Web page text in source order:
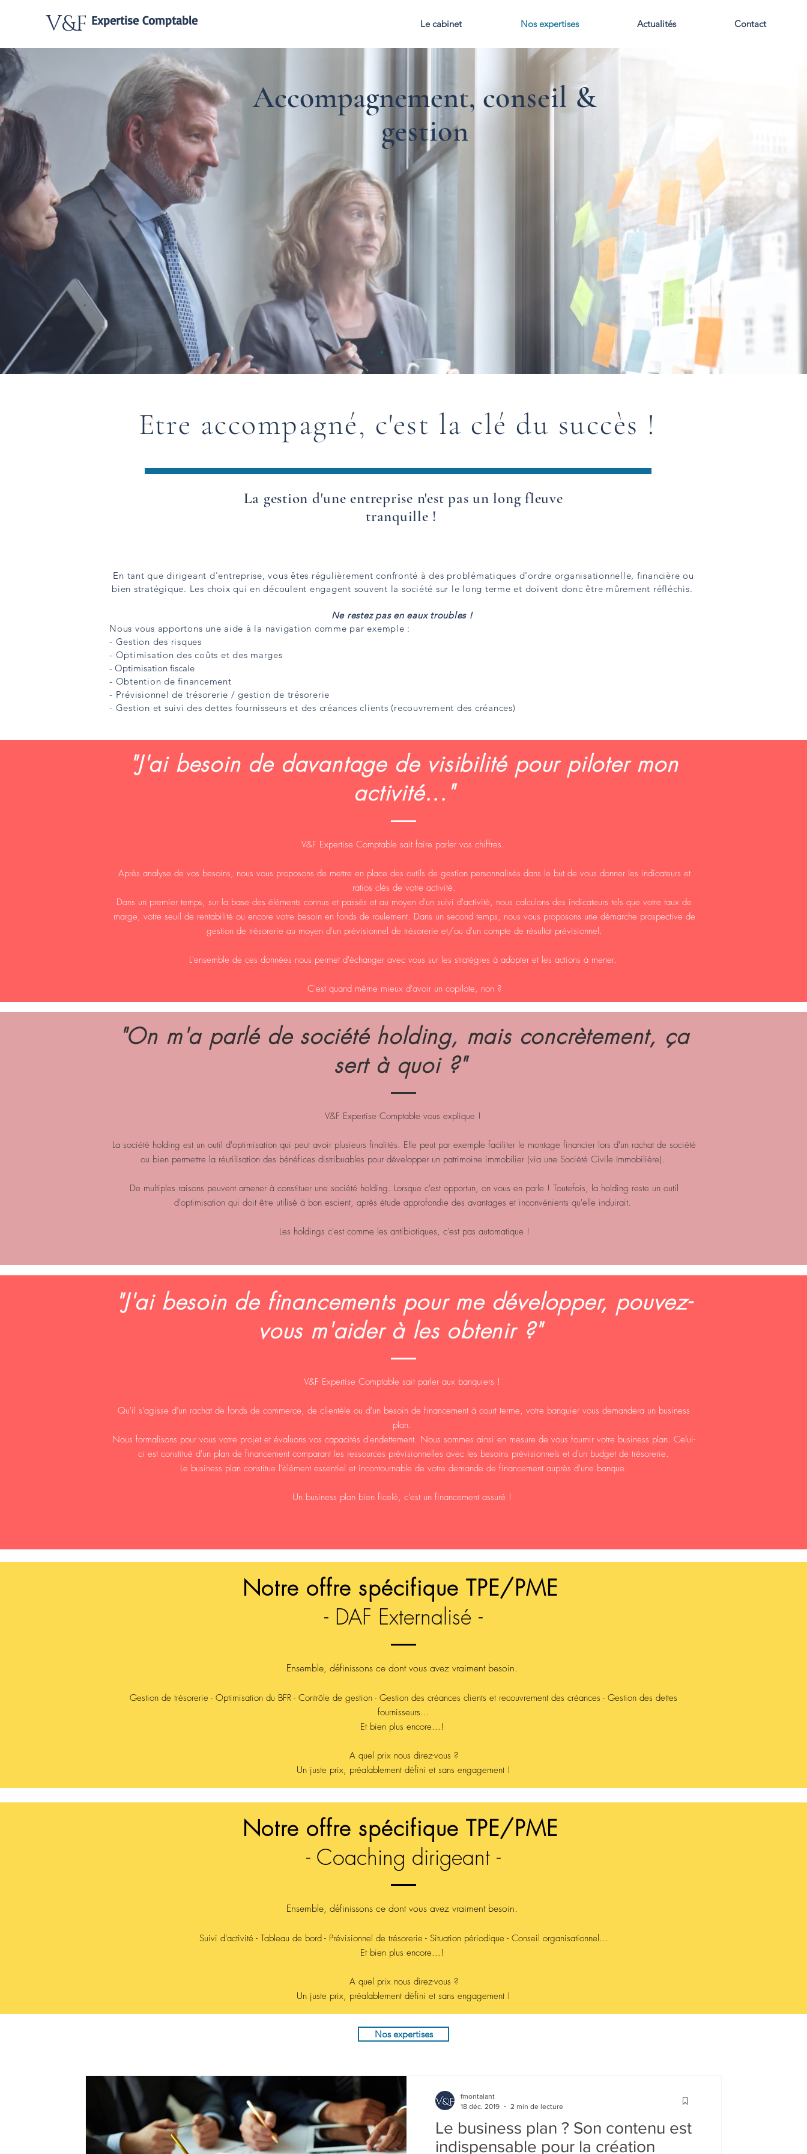
V&F Expertise Comptable Le cabinet Nos expertises Actualités Contact
Accompagnement, conseil &
gestion
Etre accompagné, c'est la clé du succès !
La gestion d'une entreprise n'est pas un long fleuve
tranquille !
En tant que dirigeant d'entreprise, vous êtes régulièrement confronté à des problématiques d'ordre organisationnelle, financière ou
bien stratégique. Les choix qui en découlent engagent souvent la société sur le long terme et doivent donc être mûrement réfléchis.
Ne restez pas en eaux troubles !
Nous vous apportons une aide à la navigation comme par exemple :
- Gestion des risques
- Optimisation des coûts et des marges
- Optimisation fiscale
- Obtention de financement
- Prévisionnel de trésorerie / gestion de trésorerie
- Gestion et suivi des dettes fournisseurs et des créances clients (recouvrement des créances)
"J'ai besoin de davantage de visibilité pour piloter mon
activité..."
V&F Expertise Comptable sait faire parler vos chiffres.
Après analyse de vos besoins, nous vous proposons de mettre en place des outils de gestion personnalisés dans le but de vous donner les indicateurs et
ratios clés de votre activité.
Dans un premier temps, sur la base des éléments connus et passés et au moyen d'un suivi d'activité, nous calculons des indicateurs tels que votre taux de
marge, votre seuil de rentabilité ou encore votre besoin en fonds de roulement. Dans un second temps, nous vous proposons une démarche prospective de
gestion de trésorerie au moyen d'un prévisionnel de trésorerie et/ou d'un compte de résultat prévisionnel.
L'ensemble de ces données nous permet d'échanger avec vous sur les stratégies à adopter et les actions à mener.
C'est quand même mieux d'avoir un copilote, non ?
"On m'a parlé de société holding, mais concrètement, ça
sert à quoi ?"
V&F Expertise Comptable vous explique !
La société holding est un outil d'optimisation qui peut avoir plusieurs finalités. Elle peut par exemple faciliter le montage financier lors d'un rachat de société
ou bien permettre la réutilisation des bénéfices distribuables pour développer un patrimoine immobilier (via une Société Civile Immobilière).
De multiples raisons peuvent amener à constituer une société holding. Lorsque c'est opportun, on vous en parle ! Toutefois, la holding reste un outil
d'optimisation qui doit être utilisé à bon escient, après étude approfondie des avantages et inconvénients qu'elle induirait.
Les holdings c'est comme les antibiotiques, c'est pas automatique !
"J'ai besoin de financements pour me développer, pouvez-
vous m'aider à les obtenir ?"
V&F Expertise Comptable sait parler aux banquiers !
Qu'il s'agisse d'un rachat de fonds de commerce, de clientèle ou d'un besoin de financement à court terme, votre banquier vous demandera un business
plan.
Nous formalisons pour vous votre projet et évaluons vos capacités d'endettement. Nous sommes ainsi en mesure de vous fournir votre business plan. Celui-
ci est constitué d'un plan de financement comparant les ressources prévisionnelles avec les besoins prévisionnels et d'un budget de trésorerie.
Le business plan constitue l'élément essentiel et incontournable de votre demande de financement auprès d'une banque.
Un business plan bien ficelé, c'est un financement assuré !
Notre offre spécifique TPE/PME
- DAF Externalisé -
Ensemble, définissons ce dont vous avez vraiment besoin.
Gestion de trésorerie - Optimisation du BFR - Contrôle de gestion - Gestion des créances clients et recouvrement des créances - Gestion des dettes
fournisseurs...
Et bien plus encore...!
A quel prix nous direz-vous ?
Un juste prix, préalablement défini et sans engagement !
Notre offre spécifique TPE/PME
- Coaching dirigeant-
Ensemble, définissons ce dont vous avez vraiment besoin.
Suivi d'activité - Tableau de bord - Prévisionnel de trésorerie - Situation périodique - Conseil organisationnel...
Et bien plus encore...!
A quel prix nous direz-vous ?
Un juste prix, préalablement défini et sans engagement !
Nos expertises
Le business plan ? Son contenu est
indispensable pour la création
fmontalant
18 déc. 2019
2 min de lecture